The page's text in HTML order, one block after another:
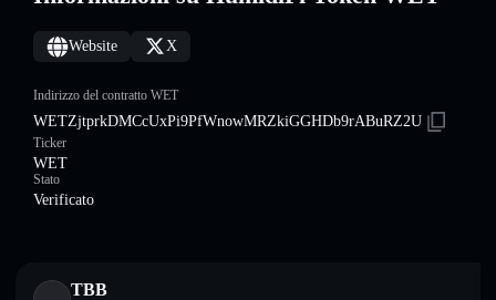
Website X
Indirizzo del contratto WET
WETZjtprkDMCcUxPi9PfWnowMRZkiGGHDb9rABuRZ2U
Ticker
WET
Stato
Verificato
TBB